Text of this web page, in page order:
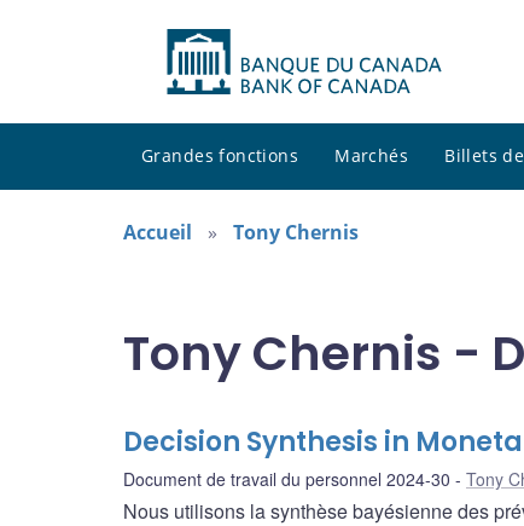
Grandes fonctions Marchés Billets
Accueil Tony Chernis
Tony Chernis -
Decision Synthesis in
Document de travail du personnel 2024-30 Tony
Nous utilisons la synthèse bayésienne des